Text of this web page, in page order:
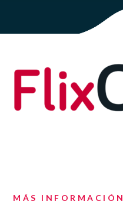
MÁS INFORMACIÓN